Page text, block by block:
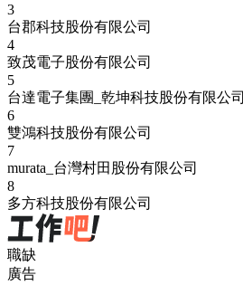
3
台郡科技股份有限公司
4
致茂電子股份有限公司
5
台達電子集團_乾坤科技股份有限公司
6
雙鴻科技股份有限公司
7
murata_台灣村田股份有限公司
8
多方科技股份有限公司
職缺
廣告